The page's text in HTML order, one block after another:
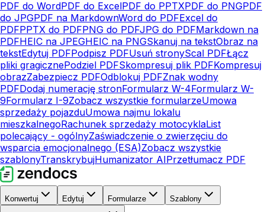
PDF do WordPDF do ExcelPDF do PPTXPDF do PNGPDF
do JPGPDF na MarkdownWord do PDFExcel do
PDFPPTX do PDFPNG do PDFJPG do PDFMarkdown na
PDFHEIC na JPEGHEIC na PNGSkanuj na tekstObraz na
tekstEdytuj PDFPodpisz PDFUsuń stronyScal PDFŁącz
pliki gragicznePodziel PDFSkompresuj plik PDFKompresuj
obrazZabezpiecz PDFOdblokuj PDFZnak wodny
PDFDodaj numerację stronFormularz W-4Formularz W-
9Formularz I-9Zobacz wszystkie formularzeUmowa
sprzedaży pojazduUmowa najmu lokalu
mieszkalnegoRachunek sprzedaży motocyklaList
polecający - ogólnyZaświadczenie o zwierzęciu do
wsparcia emocjonalnego (ESA)Zobacz wszystkie
szablonyTranskrybujHumanizator AIPrzetłumacz PDF
Konwertuj Edytuj Formularze Szablony